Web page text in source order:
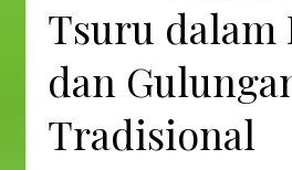
Tsuru dalam
dan
Tradisional